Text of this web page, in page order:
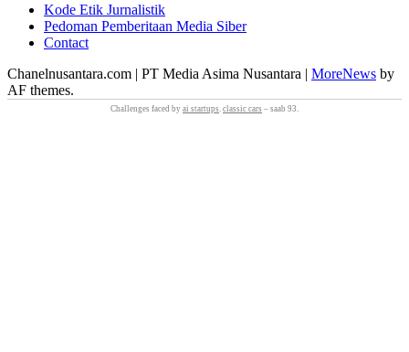
Kode Etik Jurnalistik
Pedoman Pemberitaan Media Siber
Contact
Chanelnusantara.com | PT Media Asima Nusantara | MoreNews by
AF themes.
Challenges faced by ai startups classic cars – saab 93.